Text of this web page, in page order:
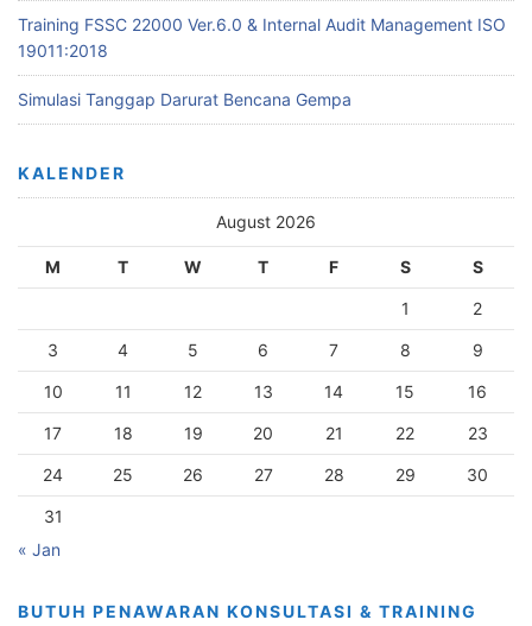
Training FSSC 22000 Ver.6.0 & Internal Audit Management ISO
19011:2018
Simulasi Tanggap Darurat Bencana Gempa
KALENDER
August 2026
M T W T F S S
1 2
3 4 5 6 7 8 9
10 11 12 13 14 15 16
17 18 19 20 21 22 23
24 25 26 27 28 29 30
31
« Jan
BUTUH PENAWARAN KONSULTASI & TRAINING